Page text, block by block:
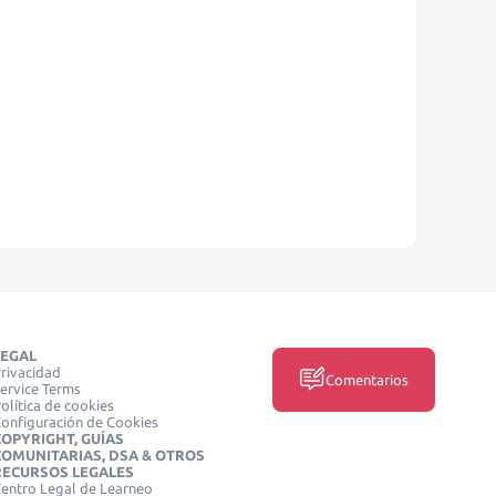
Terms
de cookies
de Cookies
GUÍAS
DSA & OTROS
LEGALES
Legal de Learneo
Comentarios